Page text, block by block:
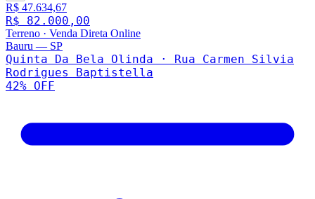
R$ 47.634,67
R$ 82.000,00
Terreno · Venda Direta Online
Bauru — SP
Quinta Da Bela Olinda · Rua Carmen Silvia
Rodrigues Baptistella
42% OFF